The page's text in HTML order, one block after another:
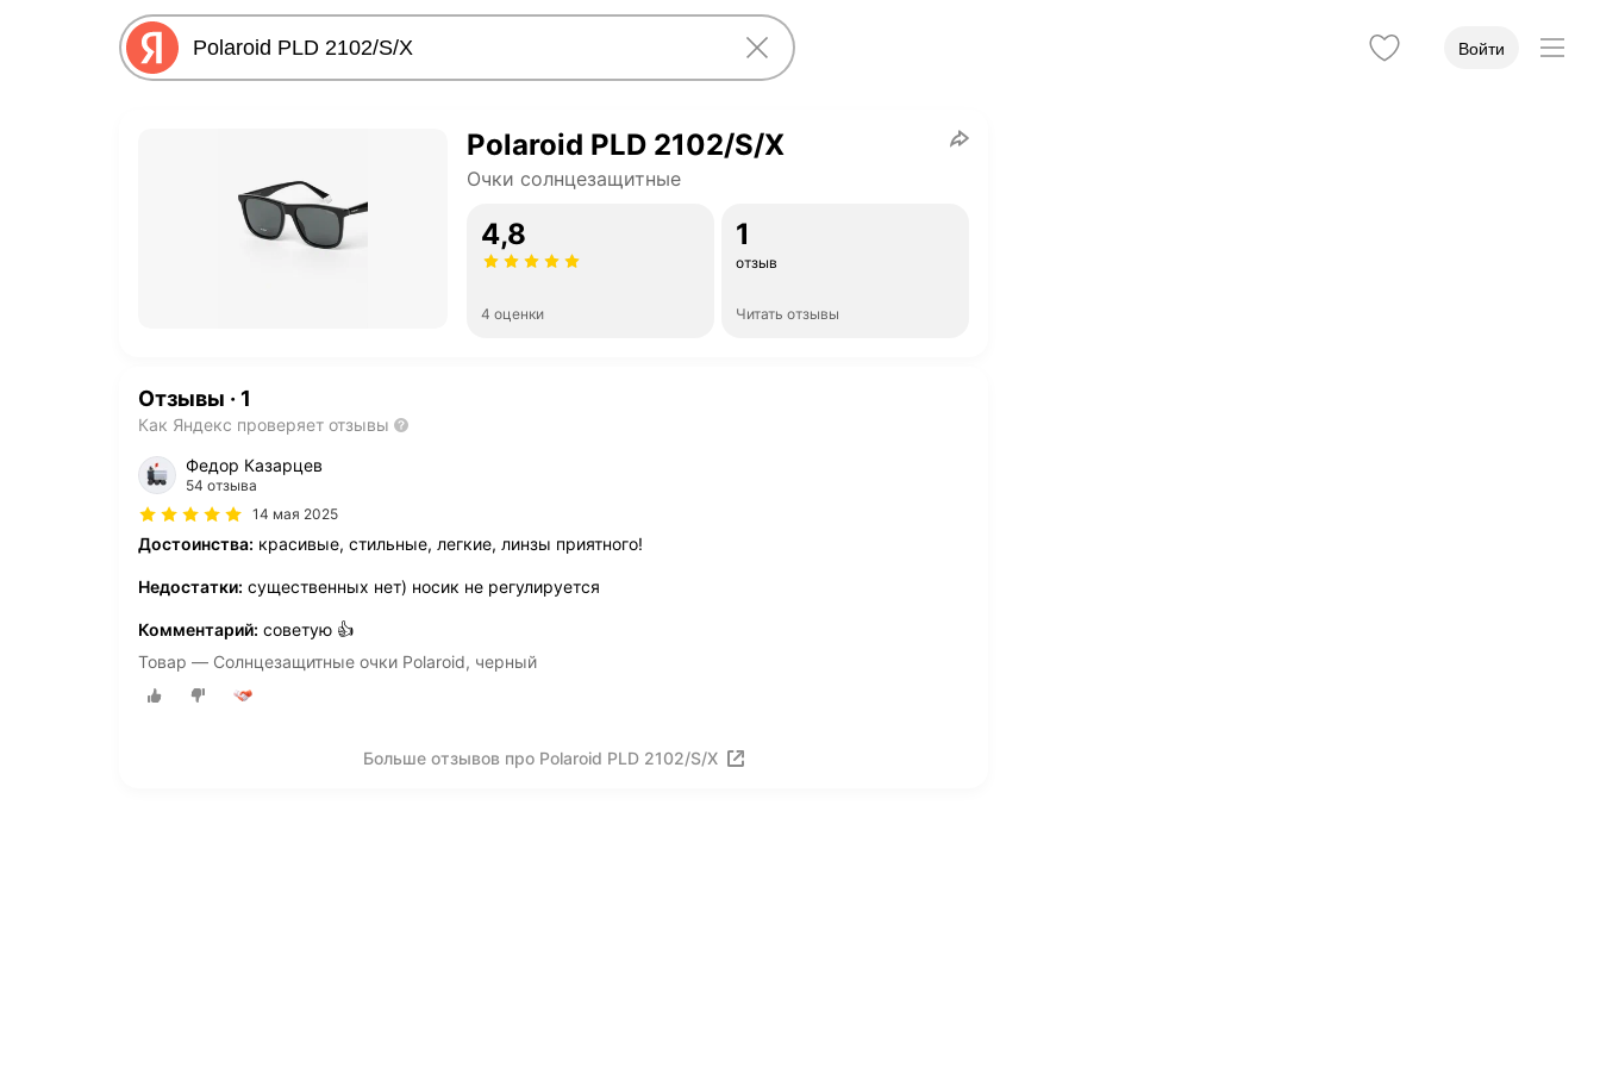
Войти
Polaroid PLD 2102/S/X
Очки солнцезащитные
4,8
4 оценки
1
отзыв
Читать отзывы
Отзывы · 1
Как Яндекс проверяет отзывы
Федор Казарцев
54 отзыва
14 мая 2025
Достоинства: красивые, стильные, легкие, линзы приятного!
Недостатки: существенных нет) носик не регулируется
Комментарий: советую 👍
Товар — Солнцезащитные очки Polaroid, черный
Больше отзывов про Polaroid PLD 2102/S/X